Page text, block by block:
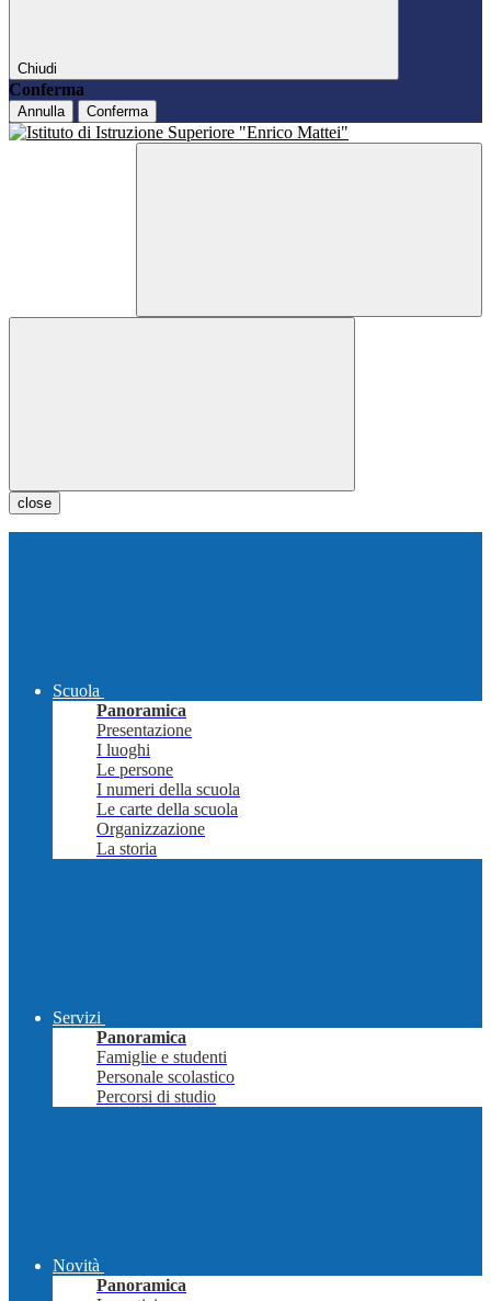
Chiudi
Conferma
Annulla Conferma
close
Scuola
Panoramica
Presentazione
I luoghi
Le persone
I numeri della scuola
Le carte della scuola
Organizzazione
La storia
Servizi
Panoramica
Famiglie e studenti
Personale scolastico
Percorsi di studio
Novità
Panoramica